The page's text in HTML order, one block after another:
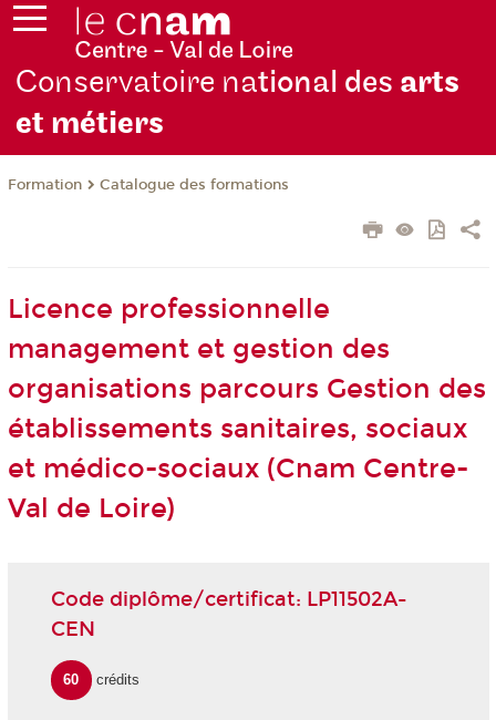
Conservatoire national des arts
et métiers
Formation Catalogue des formations
Licence professionnelle
management et gestion des
organisations parcours Gestion des
établissements sanitaires, sociaux
et médico-sociaux (Cnam Centre-
Val de Loire)
Code diplôme/certificat: LP11502A-
CEN
60 crédits